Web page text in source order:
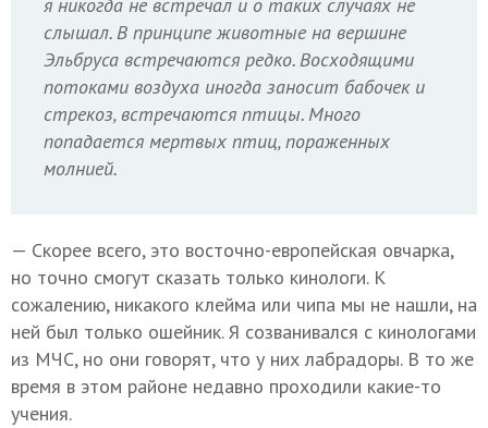
я никогда не встречал и о таких случаях не
слышал. В принципе животные на вершине
Эльбруса встречаются редко. Восходящими
потоками воздуха иногда заносит бабочек и
стрекоз, встречаются птицы. Много
попадается мертвых птиц, пораженных
молнией.
— Скорее всего, это восточно-европейская овчарка,
но точно смогут сказать только кинологи. К
сожалению, никакого клейма или чипа мы не нашли, на
ней был только ошейник. Я созванивался с кинологами
из МЧС, но они говорят, что у них лабрадоры. В то же
время в этом районе недавно проходили какие-то
учения.